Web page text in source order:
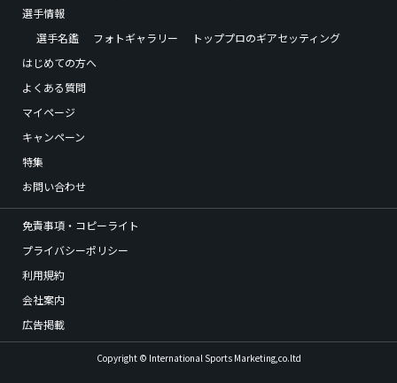
選手情報
選手名鑑
フォトギャラリー
トッププロのギアセッティング
はじめての方へ
よくある質問
マイページ
キャンペーン
特集
お問い合わせ
免責事項・コピーライト
プライバシーポリシー
利用規約
会社案内
広告掲載
Copyright © International Sports Marketing,co.ltd